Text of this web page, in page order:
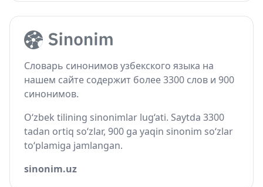
Словарь синонимов узбекского языка на
нашем сайте содержит более 3300 слов и 900
синонимов.
O‘zbek tilining sinonimlar lug‘ati. Saytda 3300
tadan ortiq so‘zlar, 900 ga yaqin sinonim so‘zlar
to‘plamiga jamlangan.
sinonim.uz